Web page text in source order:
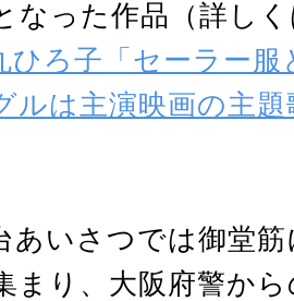
なった作品（詳し
ひろ子「セーラー服
ルは主演映画の主題
あいさつでは御堂
まり、大阪府警か